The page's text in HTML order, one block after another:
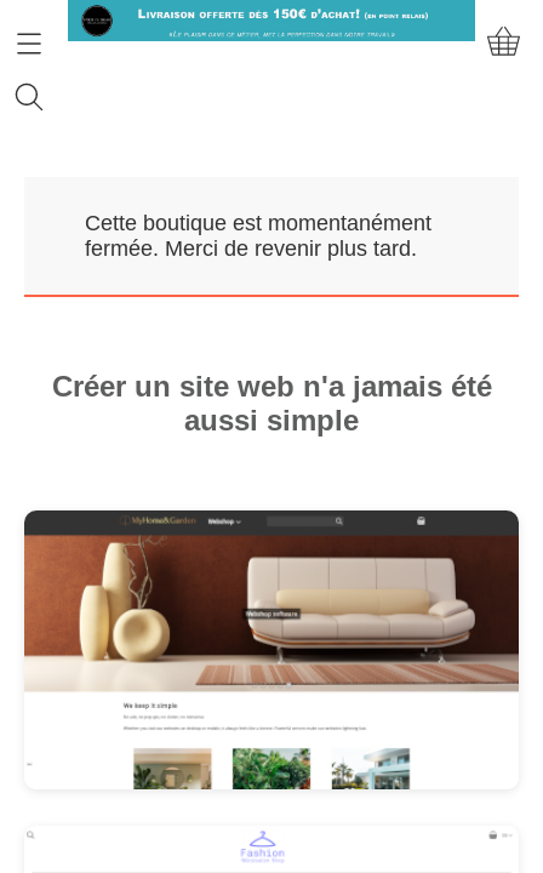
Prendre RDV
Nos Marques
Contact
E-Boutique
Les Promos!
Polishangel Belgium
Cette boutique est momentanément
fermée. Merci de revenir plus tard.
Créer un site web n'a jamais été
aussi simple